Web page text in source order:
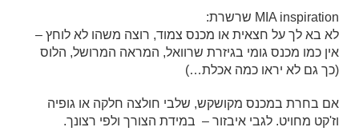
MIA inspiration שרשרת:
לא בא לך על חצאית או מכנס צמוד, רוצה משהו לא לוחץ –
אין כמו מכנס גומי בגיזרת שרוואל, המראה המרושל, הלוס
(כך גם לא יראו כמה אכלת…)
אם בחרת במכנס מקושקש, שלבי חולצה חלקה או גופיה
וז'קט מחויט. לגבי איבזור – במידת הצורך ולפי רצונך.